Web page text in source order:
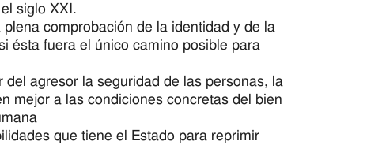
siglo XXI.
comprobación de la identidad y de la
ésta fuera el único camino posible para
agresor la seguridad de las personas, la
mejor a las condiciones concretas del bien
que tiene el Estado para reprimir